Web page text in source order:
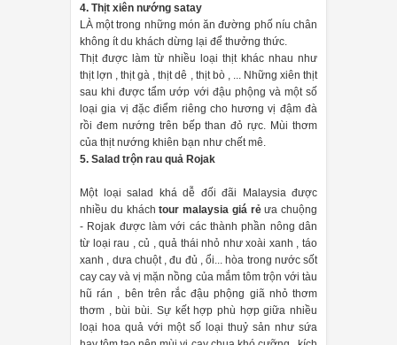
4. Thịt xiên nướng satay
LÀ một trong những món ăn đường phố níu chân
không ít du khách dừng lại để thưởng thức.
Thịt được làm từ nhiều loại thịt khác nhau như
thịt lợn , thịt gà , thịt dê , thịt bò , ... Những xiên thịt
sau khi được tẩm ướp với đậu phộng và một số
loại gia vị đặc điểm riêng cho hương vị đậm đà
rồi đem nướng trên bếp than đỏ rực. Mùi thơm
của thịt nướng khiên bạn như chết mê.
5. Salad trộn rau quả Rojak
Một loại salad khá dễ đối đãi Malaysia được
nhiều du kháchtour malaysia giá rẻưa chuộng
- Rojak được làm với các thành phần nông dân
từ loại rau , củ , quả thái nhỏ như xoài xanh , táo
xanh , dưa chuột , đu đủ , ổi... hòa trong nước sốt
cay cay và vị mặn nồng của mắm tôm trộn với tàu
hũ rán , bên trên rắc đậu phộng giã nhỏ thơm
thơm , bùi bùi. Sự kết hợp phù hợp giữa nhiều
loại hoa quả với một số loại thuỷ sản như sứa